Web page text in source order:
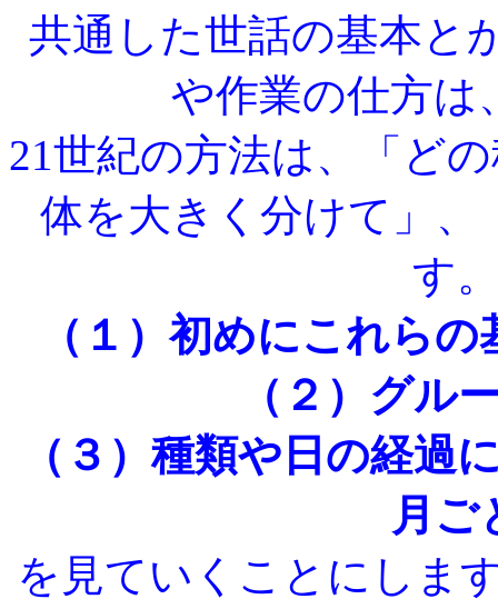
共通した世話の基本と
や作業の仕方は
21世紀の方法は、「ど
体を大きく分けて」
す
（１）初めにこれら
（２）グル
（３）種類や日の経過
月ご
を見ていくことにしま